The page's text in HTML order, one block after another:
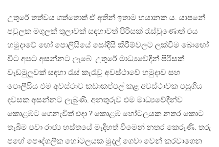
උතුරේ තත්වය ගත්තොත් ඒ අතින් ඉතාම භයානක ය. යාපනේ
පවුලක මගුලක් තුලාවක් සඳහාවත් පිරිසක් රැස්වුණොත් එය
හමුදාවේ හෝ පොලීසියේ සෝදිසි කිරීම්වලට ලක්වීම බොහෝ
විට අපට අසන්නට ලැබේ. උතුරේ මාධ්‍යවේදීන් පිරිසක්
වැඩමුලූවක් සඳහා රැස් කැරැවූ අවස්ථාවේ හමුදාව සහ
පොලීසිය එම අවස්ථාව කඩාකප්පල් කළ අවස්ථාවක පසුගිය
දවසක අසන්නට ලැබුණි. අනතුරුව එම මාධ්‍යවේදීන්ව
කොළඹට ගෙනැවිත් එදා ? කොළඹ හෝටලයක නතර කොට
තැබීම පවා රාජ්‍ය හස්තයේ මැදිහත් වීමෙන් නතර කෙරුණි. තරු
පහේ පෞද්ගලික හෝටලයක මුදල් ගෙවා වෙන් කරවාගෙන